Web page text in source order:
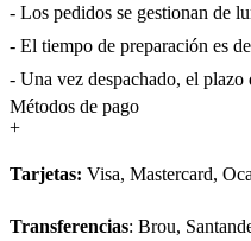
- Los pedidos se gestionan de
- El tiempo de preparación es
- Una vez despachado, el plazo
Métodos de pago
+
Tarjetas: Visa, Mastercard,
Transferencias: Brou,